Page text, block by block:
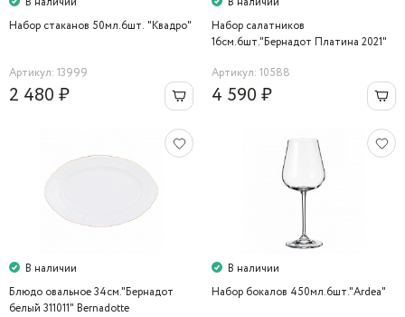
Набор стаканов 50мл.6шт. "Квадро"
Артикул: 13999
2 480 ₽
Набор салатников
16см.6шт."Бернадот Платина 2021"
Артикул: 10588
4 590 ₽
В наличии
Блюдо овальное 34см."Бернадот
белый 311011" Bernadotte
В наличии
Набор бокалов 450мл.6шт."Ardea"